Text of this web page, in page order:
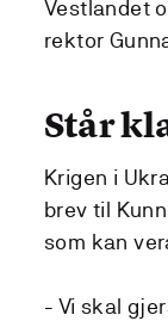
Vestlandet
rektor
Står
Krigen i
brev til
som kan
- Vi skal